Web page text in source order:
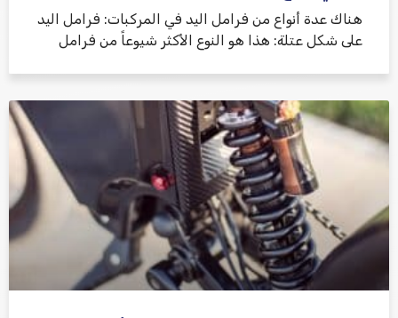
هناك عدة أنواع من فرامل اليد في المركبات: فرامل اليد
على شكل عتلة: هذا هو النوع الأكثر شيوعاً من فرامل